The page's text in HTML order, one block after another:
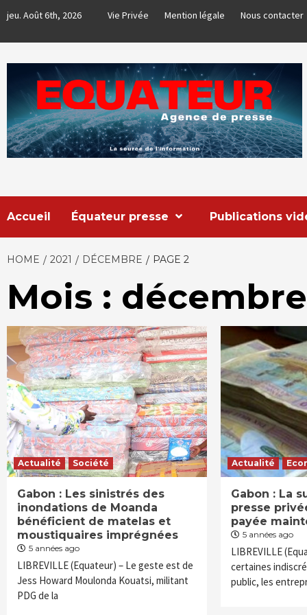
to
content
jeu. Août 6th, 2026 Vie Privée Mention légale Nous contacter
EQUATEUR
Accueil Équateur presse Publications
HOME 2021 DÉCEMBRE PAGE 2
Mois : décembre
Actualité Société
Gabon : Les sinistrés des
inondations de Moanda
bénéficient de matelas et
moustiquaires imprégnées
5 années ago
LIBREVILLE (Equateur) – Le geste est de
Jess Howard Moulonda Kouatsi, militant
PDG de la
Actualité
Gabon : La
presse
payée
5 années ago
LIBREVILLE
certaines
public, les